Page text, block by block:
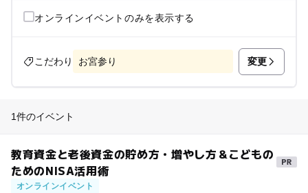
オンラインイベントのみを表示する
こだわり お宮参り 変更
1件のイベント
教育資金と老後資金の貯め方・増やし方＆こどもの
ためのNISA活用術
オンラインイベント